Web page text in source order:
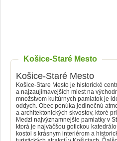
Košice-Staré Mesto
Košice-Staré Mesto
Košice-Stare Mesto je historické
a najzaujímavejších miest na
množstvom kultúrnych pamiatok je
oddych. Obec ponúka jedinečnú
a architektonických skvostov, ktoré
Medzi najvýznamnejšie pamiatky v
ktorá je najväčšou gotickou
kostol s krásnym interiérom a